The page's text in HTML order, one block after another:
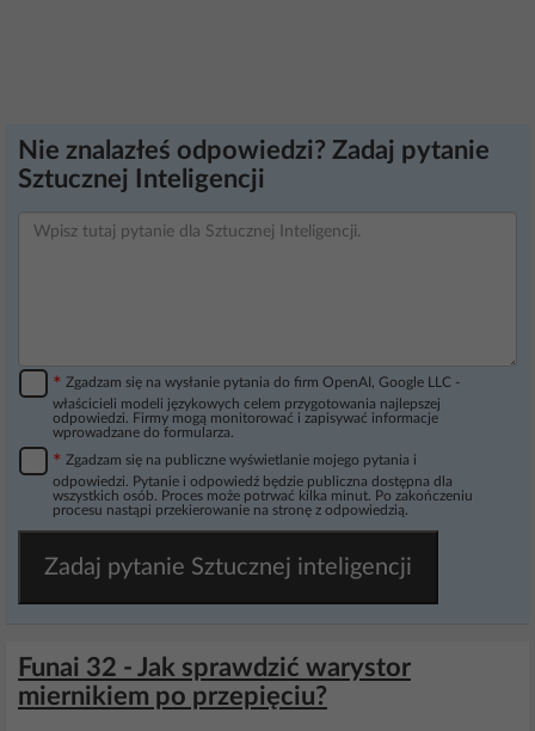
Nie znalazłeś odpowiedzi? Zadaj pytanie
Sztucznej Inteligencji
* Zgadzam się na wysłanie pytania do firm OpenAI, Google LLC -
właścicieli modeli językowych celem przygotowania najlepszej
odpowiedzi. Firmy mogą monitorować i zapisywać informacje
wprowadzane do formularza.
* Zgadzam się na publiczne wyświetlanie mojego pytania i
odpowiedzi. Pytanie i odpowiedź będzie publiczna dostępna dla
wszystkich osób. Proces może potrwać kilka minut. Po zakończeniu
procesu nastąpi przekierowanie na stronę z odpowiedzią.
Zadaj pytanie Sztucznej inteligencji
Funai 32 - Jak sprawdzić warystor
miernikiem po przepięciu?